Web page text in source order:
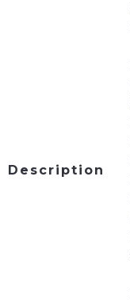
Description